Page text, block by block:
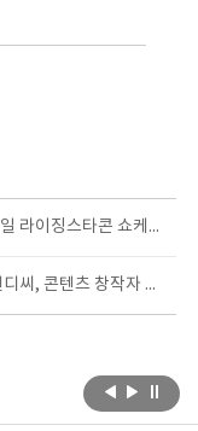
"충북 신인 뮤지션 한곳에" 23일 라이징스타콘 쇼케이스
충북콘텐츠코리아랩-에이씨엔디씨, 콘텐츠 창작자 육성 업무협약